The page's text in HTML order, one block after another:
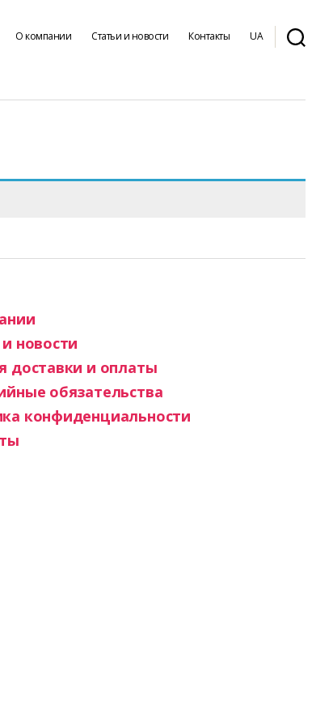
О компании Статьи и новости Контакты UA
новости
доставки и оплаты
обязательства
конфиденциальности